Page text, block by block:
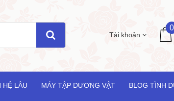
Tài khoản
0
HỆ LÂU MÁY TẬP DƯƠNG VẬT BLOG TÌNH